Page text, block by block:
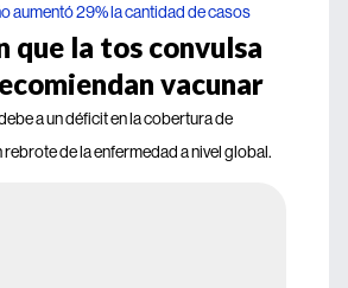
aumentó 29% la cantidad de casos
que la tos convulsa
vacunar
a un déficit en la cobertura de
rebrote de la enfermedad a nivel global.